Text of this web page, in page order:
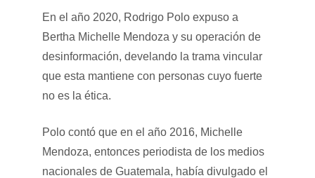
En el año 2020, Rodrigo Polo expuso a
Bertha Michelle Mendoza y su operación de
desinformación, develando la trama vincular
que esta mantiene con personas cuyo fuerte
no es la ética.
Polo contó que en el año 2016, Michelle
Mendoza, entonces periodista de los medios
nacionales de Guatemala, había divulgado el